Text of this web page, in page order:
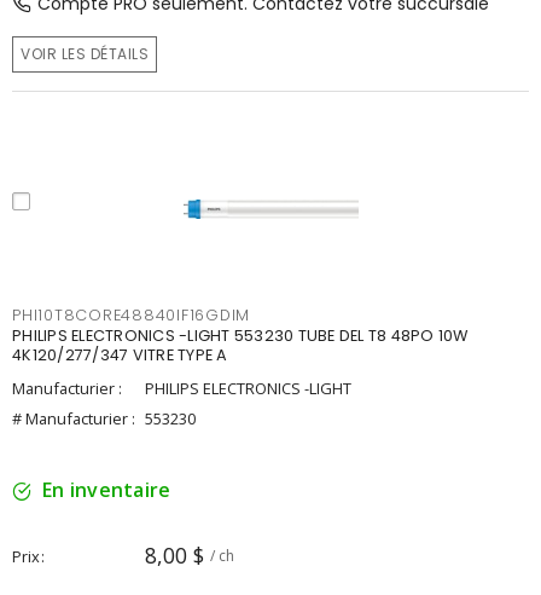
VOIR LES DÉTAILS
PHI10T8CORE48840IF16GDIM
PHILIPS ELECTRONICS -LIGHT 553230 TUBE DEL T8 48PO 10W
4K120/277/347 VITRE TYPE A
Manufacturier :
PHILIPS ELECTRONICS -LIGHT
# Manufacturier : 553230
En inventaire
Prix 8,00 $ / ch